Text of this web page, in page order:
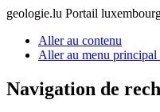
geologie.lu Portail
Aller au contenu
Aller au menu
Navigation de